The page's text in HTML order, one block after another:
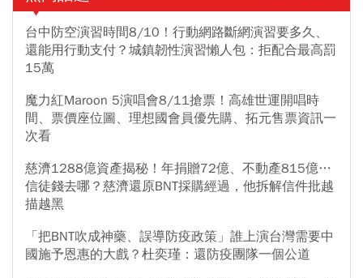
台中防空演習時間8/10！行動網路斷網演習要多久、
還能用行動支付？城鎮韌性演習懶人包：拒配合最高罰
15萬
魔力紅Maroon 5演唱會8/11搶票！高雄世運開唱時
間、票價座位圖、理想國會員優先購、拓元售票資訊一
次看
慈濟1288億資產揭秘！年捐贈72億、不動產815億…
信徒錢去哪？慈濟還原BNT採購經過，他拆解信件批越
描越黑
「把BNT吹成神藥、誤導防疫政策」誰上演台灣需要中
國施予恩惠的大戲？杜奕瑾：還防疫團隊一個公道